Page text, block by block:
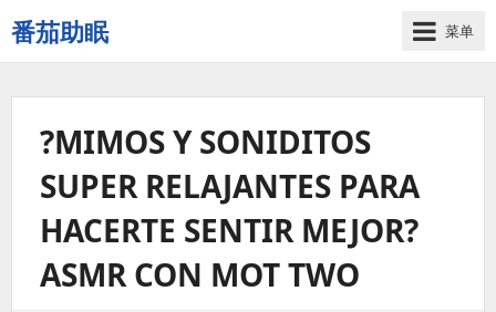
番茄助眠
一
个
菜单
?MIMOS Y SONIDITOS
SUPER RELAJANTES PARA
HACERTE SENTIR MEJOR?
ASMR CON MOT TWO